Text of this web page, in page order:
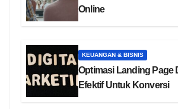
Online
KEUANGAN & BISNIS
Optimasi Landing Page
Efektif Untuk Konversi